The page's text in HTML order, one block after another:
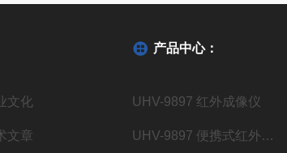
文化
文章
产品中心：
UHV-9897 红外成像仪
UHV-9897 便携式红外成像仪